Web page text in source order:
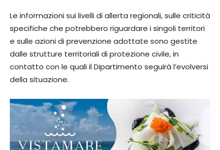
Le informazioni sui livelli di allerta regionali, sulle criticità
specifiche che potrebbero riguardare i singoli territori
e sulle azioni di prevenzione adottate sono gestite
dalle strutture territoriali di protezione civile, in
contatto con le quali il Dipartimento seguirà l’evolversi
della situazione.